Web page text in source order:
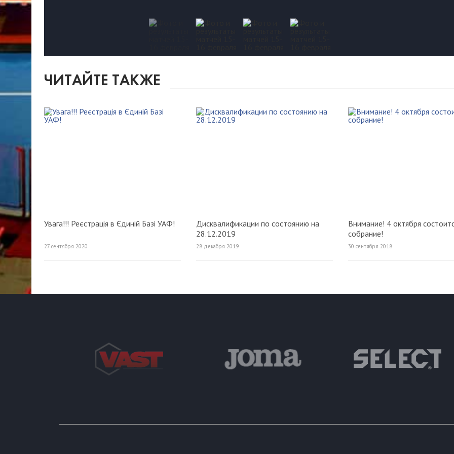
ЧИТАЙТЕ ТАКЖЕ
Увага!!! Реєстрація в Єдиній Базі УАФ!
27 сентября 2020
Дисквалификации по состоянию на
28.12.2019
28 декабря 2019
Внимание! 4 октября
собрание!
30 сентября 2018